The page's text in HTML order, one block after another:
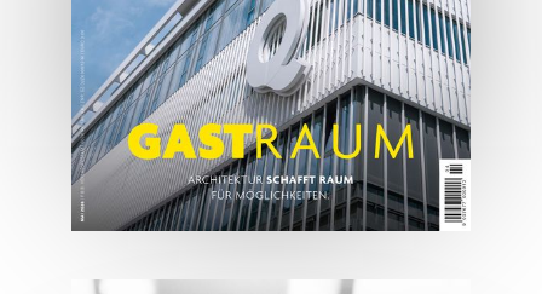
ONLINE LESEN